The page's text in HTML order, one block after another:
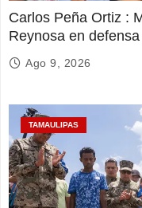
Carlos Peña Ortiz :
Reynosa en
Ago 9, 2026
TAMAULIPAS